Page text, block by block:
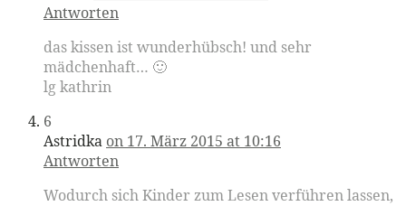
Antworten
das kissen ist wunderhübsch! und sehr
mädchenhaft… 🙂
lg kathrin
6
Astridka on 17. März 2015 at 10:16
Antworten
Wodurch sich Kinder zum Lesen verführen lassen,